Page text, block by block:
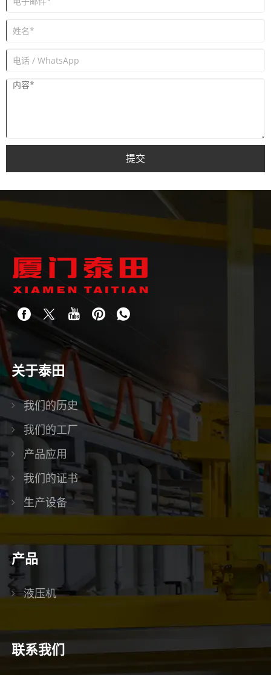
提交
关于泰田
我们的历史
我们的工厂
产品应用
我们的证书
生产设备
产品
液压机
联系我们